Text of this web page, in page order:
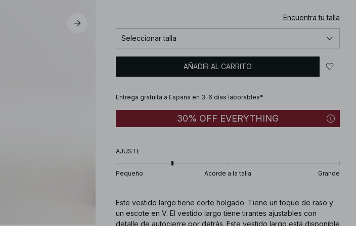
Encuentra tu talla
Seleccionar talla
AÑADIR AL CARRITO
Entrega gratuita a España en 3-6 días laborables*
30% OFF EVERYTHING
AJUSTE
Pequeño Acorde a la talla Grande
Este vestido largo tiene corte holgado. Tiene un toque de raso y
un escote en V. El vestido largo tiene tirantes ajustables con
detalle de autocierre por detrás. Este vestido largo está disponible